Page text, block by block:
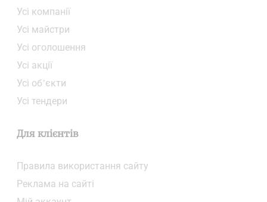
Усі компанії
Усі майстри
Усі оголошення
Усі акції
Усі об’єкти
Усі тендери
Для клієнтів
Правила використання сайту
Реклама на сайті